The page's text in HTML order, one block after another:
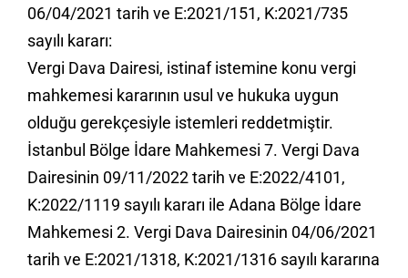
06/04/2021 tarih ve E:2021/151, K:2021/735
sayılı kararı:
Vergi Dava Dairesi, istinaf istemine konu vergi
mahkemesi kararının usul ve hukuka uygun
olduğu gerekçesiyle istemleri reddetmiştir.
İstanbul Bölge İdare Mahkemesi 7. Vergi Dava
Dairesinin 09/11/2022 tarih ve E:2022/4101,
K:2022/1119 sayılı kararı ile Adana Bölge İdare
Mahkemesi 2. Vergi Dava Dairesinin 04/06/2021
tarih ve E:2021/1318, K:2021/1316 sayılı kararına